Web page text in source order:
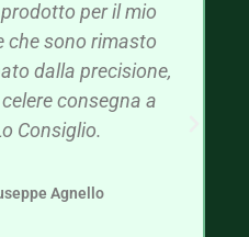
per il mio
che sono rimasto
dalla precisione,
consegna a
Consiglio.
Agnello